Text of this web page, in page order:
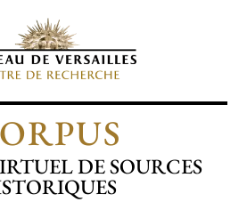
DE SOURCES